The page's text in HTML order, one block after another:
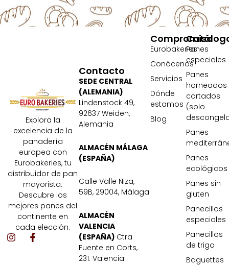
Explora la
excelencia de la
panadería
europea con
Eurobakeries, tu
distribuidor de pan
mayorista.
Descubre los
mejores panes del
continente en
cada elección.
I
F
Compromiso
Eurobakeries
Conócenos
Servicios
Dónde
estamos
Blog
Panes
especiales
Panes
horneados
cortados
(solo
Panes
Panes
ecológicos
Panes sin
gluten
Panecillos
especiales
Panecillos
de trigo
Baguettes
Contacto
SEDE CENTRAL
(ALEMANIA)
Lindenstock 49,
92637 Weiden,
Alemania
ALMACÉN MÁLAGA
(ESPAÑA)
Calle Valle Niza,
59B, 29004, Málaga
ALMACÉN
VALENCIA
(ESPAÑA) Ctra
Fuente en Corts,
231. Valencia